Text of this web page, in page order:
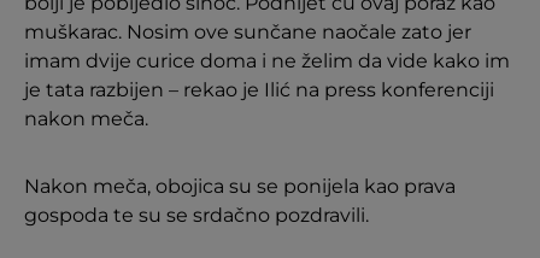
muškarac. Nosim ove sunčane naočale zato jer
imam dvije curice doma i ne želim da vide kako im
je tata razbijen – rekao je Ilić na press konferenciji
nakon meča.
Nakon meča, obojica su se ponijela kao prava
gospoda te su se srdačno pozdravili.